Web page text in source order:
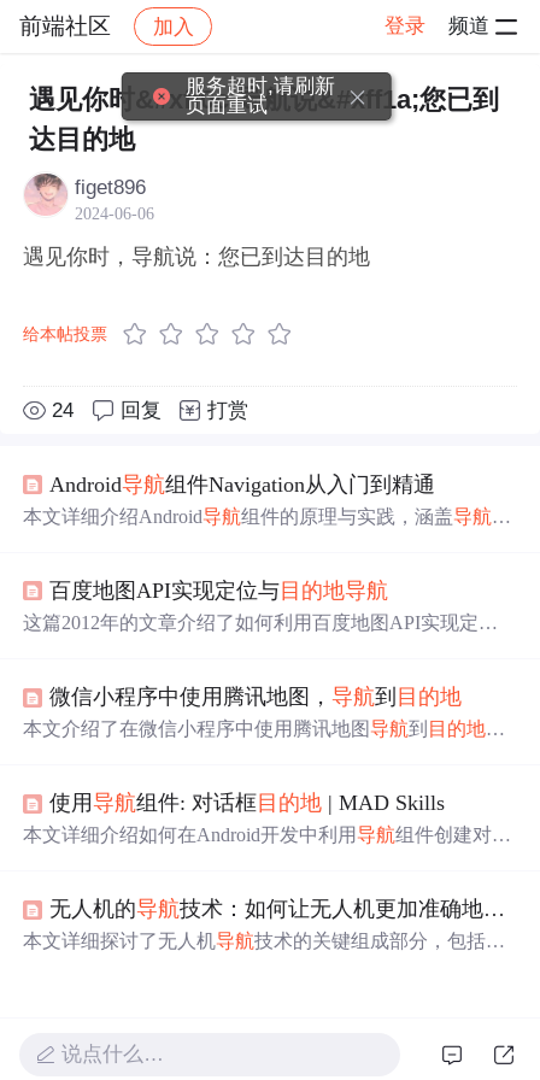
前端社区 加入 登录 频道
社区 前端社区 感慨 帖子详情
遇见你时&#xff0c;导航说&#xff1a;您已到
达目的地
figet896
2024-06-06
遇见你时，导航说：您已到达目的地
给本帖投票
24 回复 打赏
Android导航组件Navigation从入门到精通
本文详细介绍Android导航组件的原理与实践，涵盖导航
及深层链接创建。
百度地图API实现定位与目的地导航
这篇2012年的文章介绍了如何利用百度地图API实现定位
度正向平台化发展，其地图API对于国内应用是个不错的
选择，还提到了对百度PCS个人云存储的兴趣。
微信小程序中使用腾讯地图，导航到 目的地
本文介绍了在微信小程序中使用腾讯地图导航到 目的地的
st请求后台数据，点击地图时先获取用户经纬度，再打开
地图进行导航。
使用导航组件: 对话框目的地 | MAD Skills
本文详细介绍如何在Android开发中利用导航组件创建对话
教你如何处理对话框导航 和使用SafeArgs简化操作。
无人机的导航技术：如何让无人机更加准确地到达
本文详细探讨了无人机导航技术的关键组成部分，包括导
趋势和常见问题进行了讨论。,
说点什么…
服务超时,请刷新
页面重试